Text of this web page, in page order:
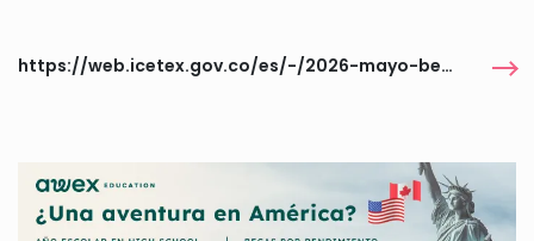
https://web.icetex.gov.co/es/-/2026-mayo-becas-100-maestrias-virtuales-unir